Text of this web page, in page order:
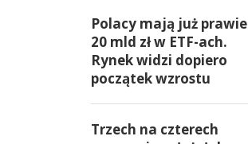
Polacy mają już prawie
20 mld zł w ETF-ach.
Rynek widzi dopiero
początek wzrostu
Trzech na czterech